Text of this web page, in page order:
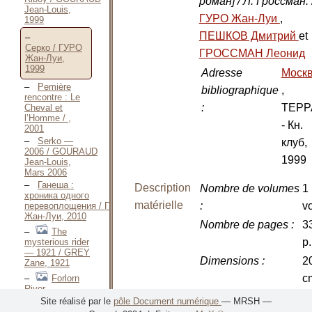
Jean-Louis,
1999
Серко / ГУРО
Жан-Луи,
1999
Pemière
rencontre : Le
Cheval et
l’Homme / ,
2001
Serko —
2006 / GOURAUD
Jean-Louis,
Mars 2006
Ганеша :
хроника одного
перевоплощения / ГУРО
Жан-Луи, 2010
The
mysterious rider
— 1921 / GREY
Zane, 1921
Forlorn
River —
1927 / GREY
ГУРО Жан-Луи ,
ПЕШКОВ Дмитрий et
ГРОССМАН Леонид
Adresse
bibliographique
:
,
- Кн.
клуб,
1999
Description
matérielle
Nombre de volumes
:
1
Nombre de pages:
p.
Dimensions:
Langue(s) Russe
Site réalisé par le pôle Document numérique — MRSH —